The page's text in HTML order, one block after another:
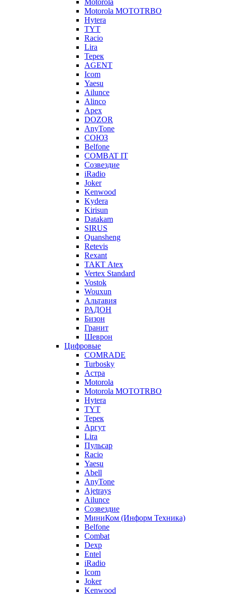
Motorola
Motorola MOTOTRBO
Hytera
TYT
Racio
Lira
Терек
AGENT
Icom
Yaesu
Ailunce
Alinco
Apex
DOZOR
AnyTone
СОЮЗ
Belfone
COMBAT IT
Созвездие
iRadio
Joker
Kenwood
Kydera
Kirisun
Datakam
SIRUS
Quansheng
Retevis
Rexant
ТАКТ Atex
Vertex Standard
Vostok
Wouxun
Альтавия
РАДОН
Бизон
Гранит
Шеврон
Цифровые
COMRADE
Turbosky
Астра
Motorola
Motorola MOTOTRBO
Hytera
TYT
Терек
Аргут
Lira
Пульсар
Racio
Yaesu
Abell
AnyTone
Ajetrays
Ailunce
Созвездие
МиниКом (Информ Техника)
Belfone
Combat
Dexp
Entel
iRadio
Icom
Joker
Kenwood